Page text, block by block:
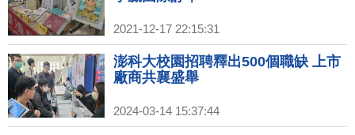
2021-12-17 22:15:31
澎科大校園招聘釋出500個職缺 上市
廠商共襄盛舉
2024-03-14 15:37:44